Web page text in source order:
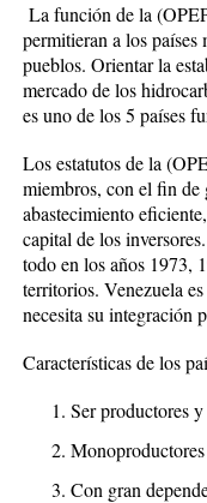
La función de la
permitieran a los
pueblos. Orientar la
mercado de los
es uno de los 5 países
Los estatutos de la
miembros, con el fin de
abastecimiento
capital de los
todo en los años 1973,
territorios. Venezuela
necesita su integración
Características de los
Ser productores
Con gran